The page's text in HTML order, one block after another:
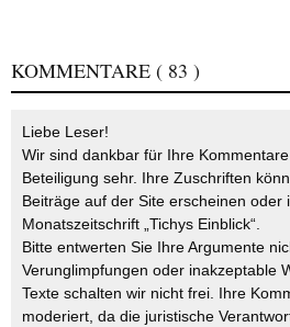
KOMMENTARE ( 83 )
Liebe Leser!
Wir sind dankbar für Ihre
Beteiligung sehr. Ihre Zuschriften
Beiträge auf der Site erscheinen oder
Monatszeitschrift „Tichys Einblick“.
Bitte entwerten Sie Ihre Argumente
Verunglimpfungen oder inakzeptable
Texte schalten wir nicht frei. Ihre
moderiert, da die juristische